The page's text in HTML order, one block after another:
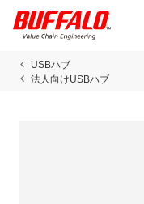
USBハブ
法人向けUSBハブ